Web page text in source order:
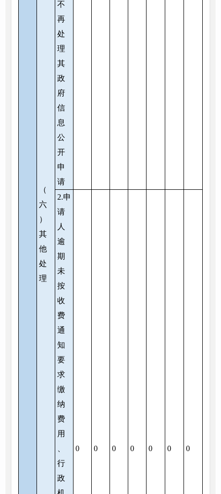
（
六
）
其
他
处
理
不
再
处
理
其
政
府
信
息
公
开
申
请
2.申
请
人
逾
期
未
按
收
费
通
知
要
求
缴
纳
费
用
行
政
0 0 0 0 0 0 0